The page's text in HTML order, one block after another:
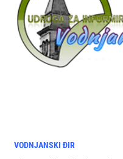
VODNJANSKI ĐIR